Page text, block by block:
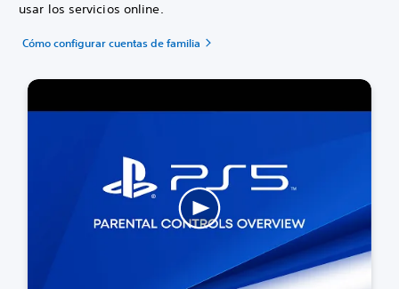
usar los servicios online.
Cómo configurar cuentas de familia